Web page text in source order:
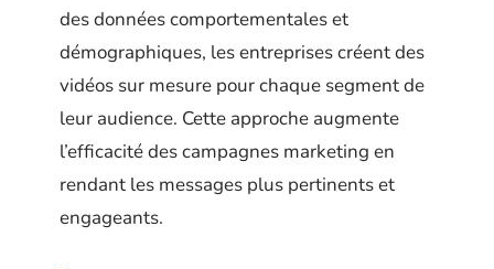
des données comportementales et
démographiques, les entreprises créent des
vidéos sur mesure pour chaque segment de
leur audience. Cette approche augmente
l’efficacité des campagnes marketing en
rendant les messages plus pertinents et
engageants.